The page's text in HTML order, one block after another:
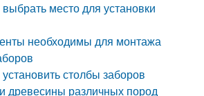
место для установки
необходимы для монтажа
столбы заборов
древесины различных пород